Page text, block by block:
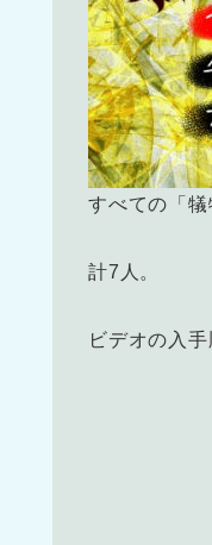
すべての「
計7人。
ビデオの入